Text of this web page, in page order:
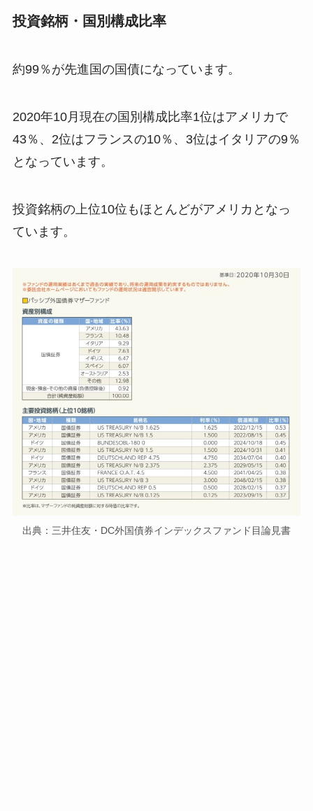
投資銘柄・国別構成比率
約99％が先進国の国債になっています。
2020年10月現在の国別構成比率1位はアメリカで
43％、2位はフランスの10％、3位はイタリアの9％
となっています。
投資銘柄の上位10位もほとんどがアメリカとなっ
ています。
出典：三井住友・DC外国債券インデックスファンド目論見書